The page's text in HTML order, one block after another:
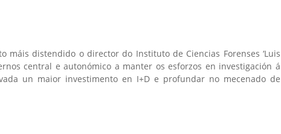
máis distendido o director do Instituto de Ciencias Forenses ‘Luis
central e autonómico a manter os esforzos en investigación á
un maior investimento en I+D e profundar no mecenado de